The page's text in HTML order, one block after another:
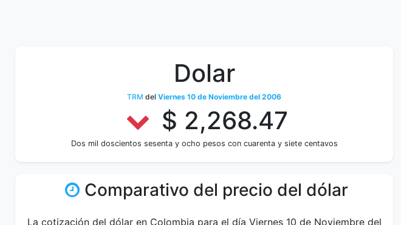
Dolar
TRM del Viernes 10 de Noviembre del 2006
$ 2,268.47
Dos mil doscientos sesenta y ocho pesos con cuarenta y siete centavos
Comparativo del precio del dólar
La cotización del dólar en Colombia para el día Viernes 10 de Noviembre del